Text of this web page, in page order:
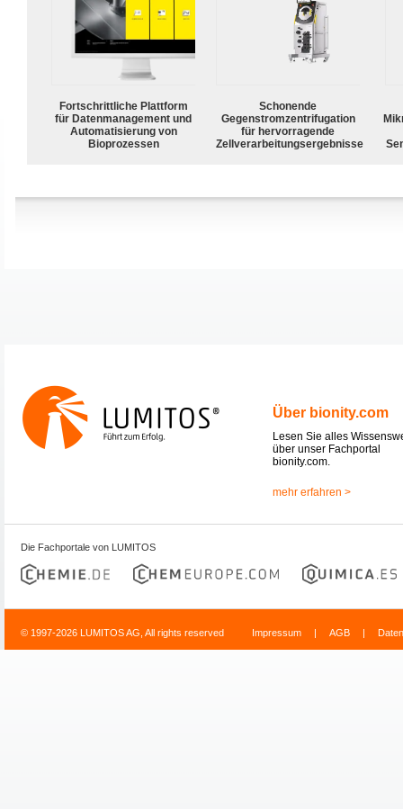
Fortschrittliche Plattform
für Datenmanagement und
Automatisierung von
Bioprozessen
Schonende
Gegenstromzentrifugation
für hervorragende
Zellverarbeitungsergebnisse
Über bionity.com
Lesen Sie alles
über unser Fachportal
bionity.com.
mehr erfahren >
Die Fachportale von LUMITOS
© 1997-2026 LUMITOS AG, All rights reserved Impressum | AGB |